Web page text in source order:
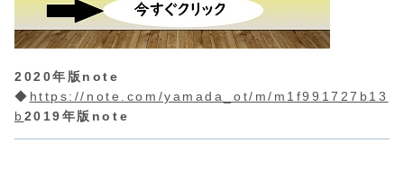
2020年版note
◆ https://note.com/yamada_ot/m/m1f991727b13
b2019年版note